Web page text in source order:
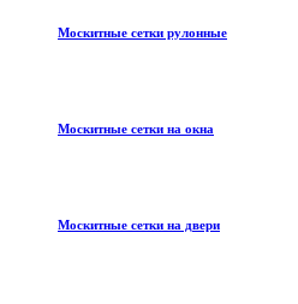
Москитные сетки рулонные
Москитные сетки на окна
Москитные сетки на двери